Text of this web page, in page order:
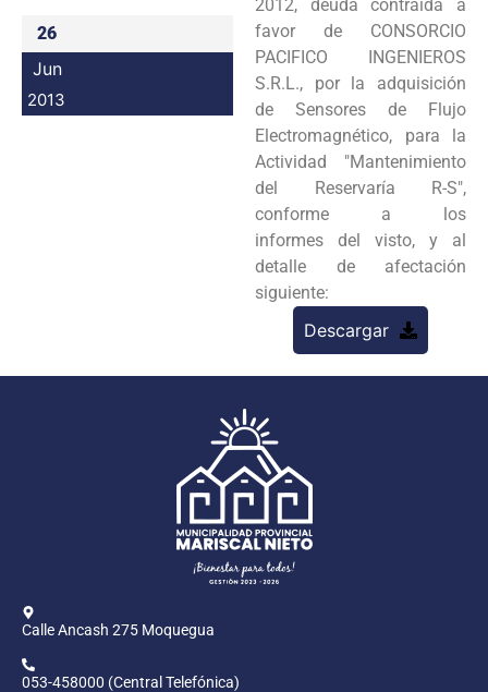
26
Jun
2013
2012, deudacontraída a
favor de CONSORCIO
PACIFICO INGENIEROS
S.R.L., por la adquisición
de Sensores de Flujo
Electromagnético, para la
Actividad "Mantenimiento
del Reservaría R-S",
conforme a los
informes del visto, y al
detalle de afectación
siguiente:
Descargar
Calle Ancash 275 Moquegua
053-458000 (Central Telefónica)